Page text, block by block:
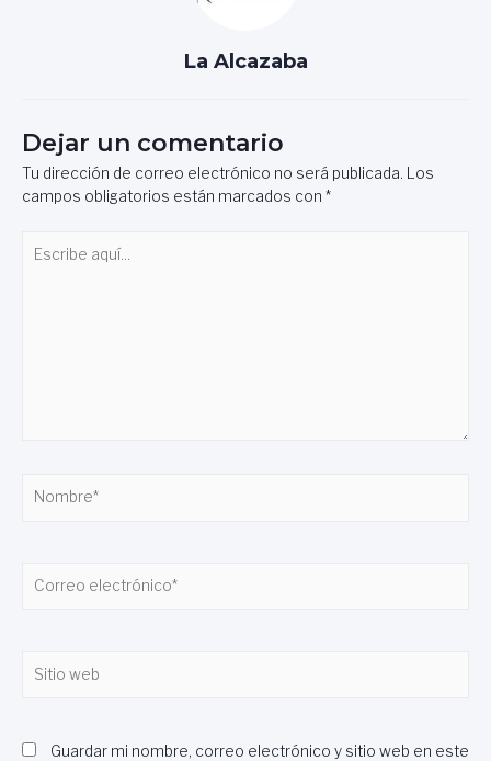
La Alcazaba
Dejar un comentario
Tu dirección de correo electrónico no será publicada. Los
campos obligatorios están marcados con *
aquí...
electrónico*
web
Guardar mi nombre, correo electrónico y sitio web en este